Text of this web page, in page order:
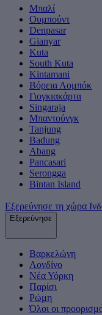
Μπαλί
Ουμπούντ
Denpasar
Gianyar
Kuta
South Kuta
Kintamani
Βόρεια Λομπόκ
Γιογκιακάρτα
Singaraja
Μπαντούνγκ
Tanjung
Badung
Abang
Pancasari
Serongga
Bintan Island
Εξερεύνησε τη χώρα
Εξερεύνησε
Βαρκελώνη
Λονδίνο
Νέα Υόρκη
Παρίσι
Ρώμη
Όλοι οι